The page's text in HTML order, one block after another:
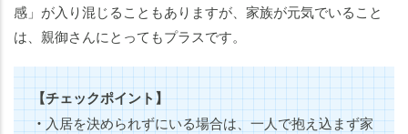
感」が入り混じることもありますが、家族が元気でいること
は、親御さんにとってもプラスです。
【チェックポイント】
・入居を決められずにいる場合は、一人で抱え込まず家